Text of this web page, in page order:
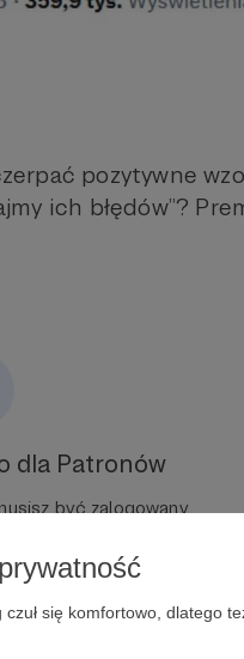
się komfortowo, dlatego
pozytywne
ich błędów”?
dla Patronów
być zalogowany